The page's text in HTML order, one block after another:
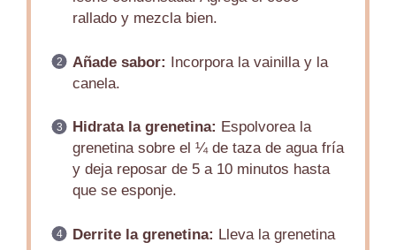
rallado y mezcla bien.
Añade sabor: Incorpora la vainilla y la
canela.
Hidrata la grenetina: Espolvorea la
grenetina sobre el ¼ de taza de agua fría
y deja reposar de 5 a 10 minutos hasta
que se esponje.
Derrite la grenetina: Lleva la grenetina